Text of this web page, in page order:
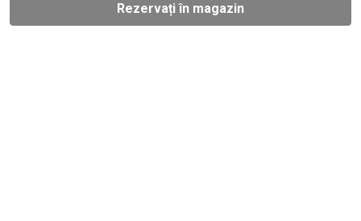
Rezervați în magazin